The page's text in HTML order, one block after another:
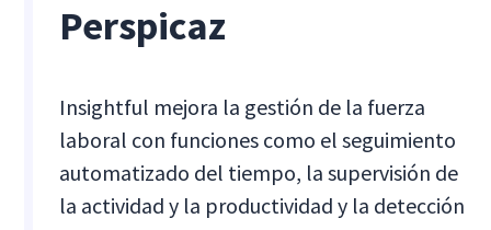
Perspicaz
Insightful mejora la gestión de la fuerza
laboral con funciones como el seguimiento
automatizado del tiempo, la supervisión de
la actividad y la productividad y la detección